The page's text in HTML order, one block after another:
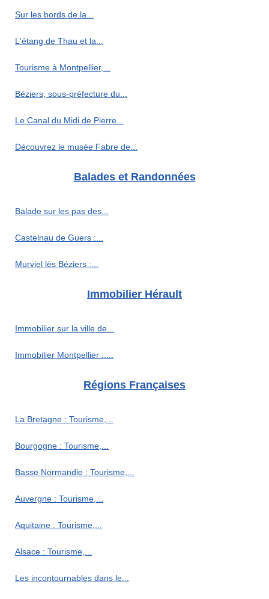
Sur les bords de la...
L'étang de Thau et la...
Tourisme à Montpellier,...
Béziers, sous-préfecture du...
Le Canal du Midi de Pierre...
Découvrez le musée Fabre de...
Balades et Randonnées
Balade sur les pas des...
Castelnau de Guers :...
Murviel lès Béziers :...
Immobilier Hérault
Immobilier sur la ville de...
Immobilier Montpellier ::...
Régions Françaises
La Bretagne : Tourisme,...
Bourgogne : Tourisme,...
Basse Normandie : Tourisme,...
Auvergne : Tourisme,...
Aquitaine : Tourisme,...
Alsace : Tourisme,...
Les incontournables dans le...